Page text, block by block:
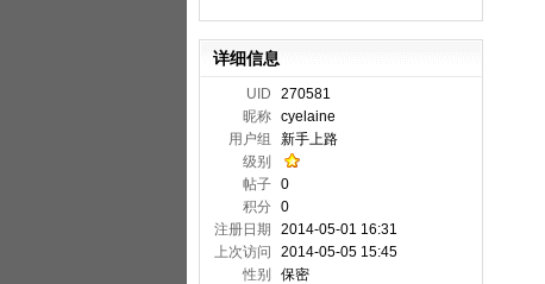
详细信息
UID
270581
昵称 cyelaine
用户组
新手上路
级别
帖子 0
积分 0
注册日期
2014-05-01 16:31
上次访问
2014-05-05 15:45
性别
保密